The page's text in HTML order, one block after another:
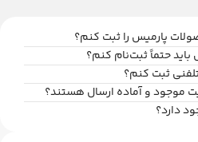
پارمیس را ثبت کنم؟
باید حتماً ثبت‌نام کنم؟
ثبت کنم؟
موجود و آماده ارسال هستند؟
دارد؟